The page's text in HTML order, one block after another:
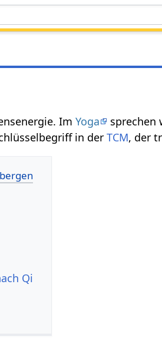
ImYoga
sprechen
in derTCM, der
Qi